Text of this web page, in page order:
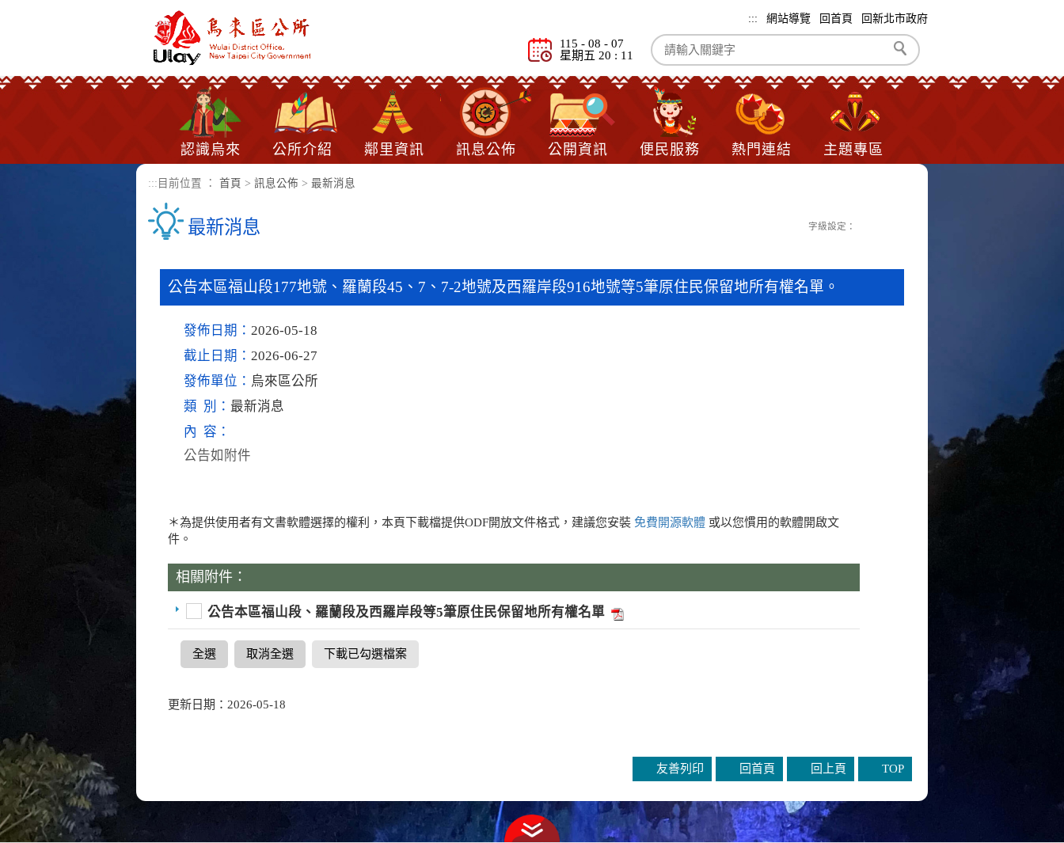
::: 網站導覽 回首頁 回新北市政府
115 - 08 - 07
星期五 20 : 11
認識烏來 公所介紹 鄰里資訊 訊息公佈 公開資訊 便民服務 熱門連結 主題專區
::: 目前位置 ： 首頁 > 訊息公佈 > 最新消息
最新消息 字級設定：
公告本區福山段177地號、羅蘭段45、7、7-2地號及西羅岸段916地號等5筆原住民保留地所有權名單。
發佈日期： 2026-05-18
截止日期： 2026-06-27
發佈單位： 烏來區公所
類 別： 最新消息
內 容：
公告如附件
＊為提供使用者有文書軟體選擇的權利，本頁下載檔提供ODF開放文件格式，建議您安裝 免費開源軟體 或以您慣用的軟體開啟文
件。
相關附件：
公告本區福山段、羅蘭段及西羅岸段等5筆原住民保留地所有權名單
全選 取消全選 下載已勾選檔案
更新日期：2026-05-18
友善列印 回首頁 回上頁 TOP